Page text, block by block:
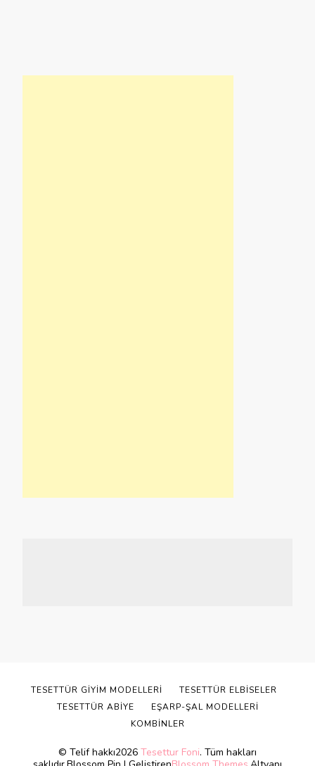
© Telif hakkı2026 Tesettur Foni. Tüm hakları
TESETTÜR GIYIM MODELLERI
TESETTÜR ELBISELER
TESETTÜR ABIYE
EŞARP-ŞAL MODELLERI
KOMBINLER